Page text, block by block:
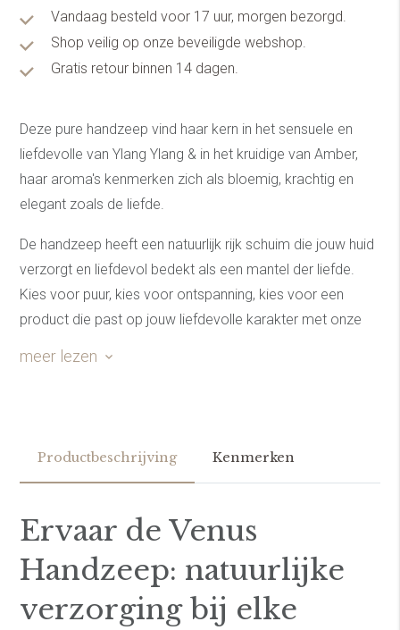
Vandaag besteld voor 17 uur, morgen bezorgd.
Shop veilig op onze beveiligde webshop.
Gratis retour binnen 14 dagen.
Deze pure handzeep vind haar kern in het sensuele en
liefdevolle van Ylang Ylang & in het kruidige van Amber,
haar aroma's kenmerken zich als bloemig, krachtig en
elegant zoals de liefde.
De handzeep heeft een natuurlijk rijk schuim die jouw huid
verzorgt en liefdevol bedekt als een mantel der liefde.
Kies voor puur, kies voor ontspanning, kies voor een
product die past op jouw liefdevolle karakter met onze
meer lezen
Productbeschrijving Kenmerken
Ervaar de Venus
Handzeep: natuurlijke
verzorging bij elke